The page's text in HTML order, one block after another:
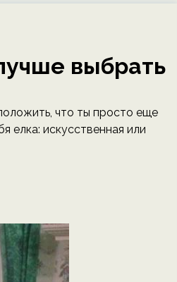
выбрать
что ты просто еще
елка: искусственная или